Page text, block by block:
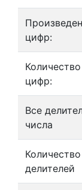
цифр:
Количество
цифр:
Все
числа
Количество
делителей